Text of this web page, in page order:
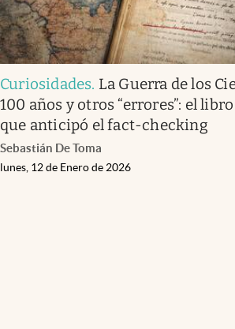
Curiosidades. La Guerra de los
100 años y otros “errores”: el
que anticipó el fact-checking
Sebastián De Toma
lunes, 12 de Enero de 2026